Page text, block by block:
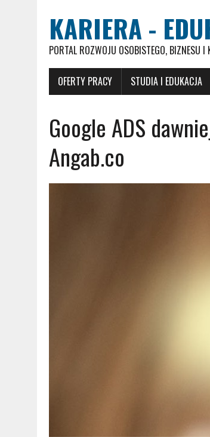
KARIERA -
PORTAL ROZWOJU OSOBISTEGO, BIZNESU
OFERTY PRACY STUDIA I EDUKACJA
Google ADS
Angab.co